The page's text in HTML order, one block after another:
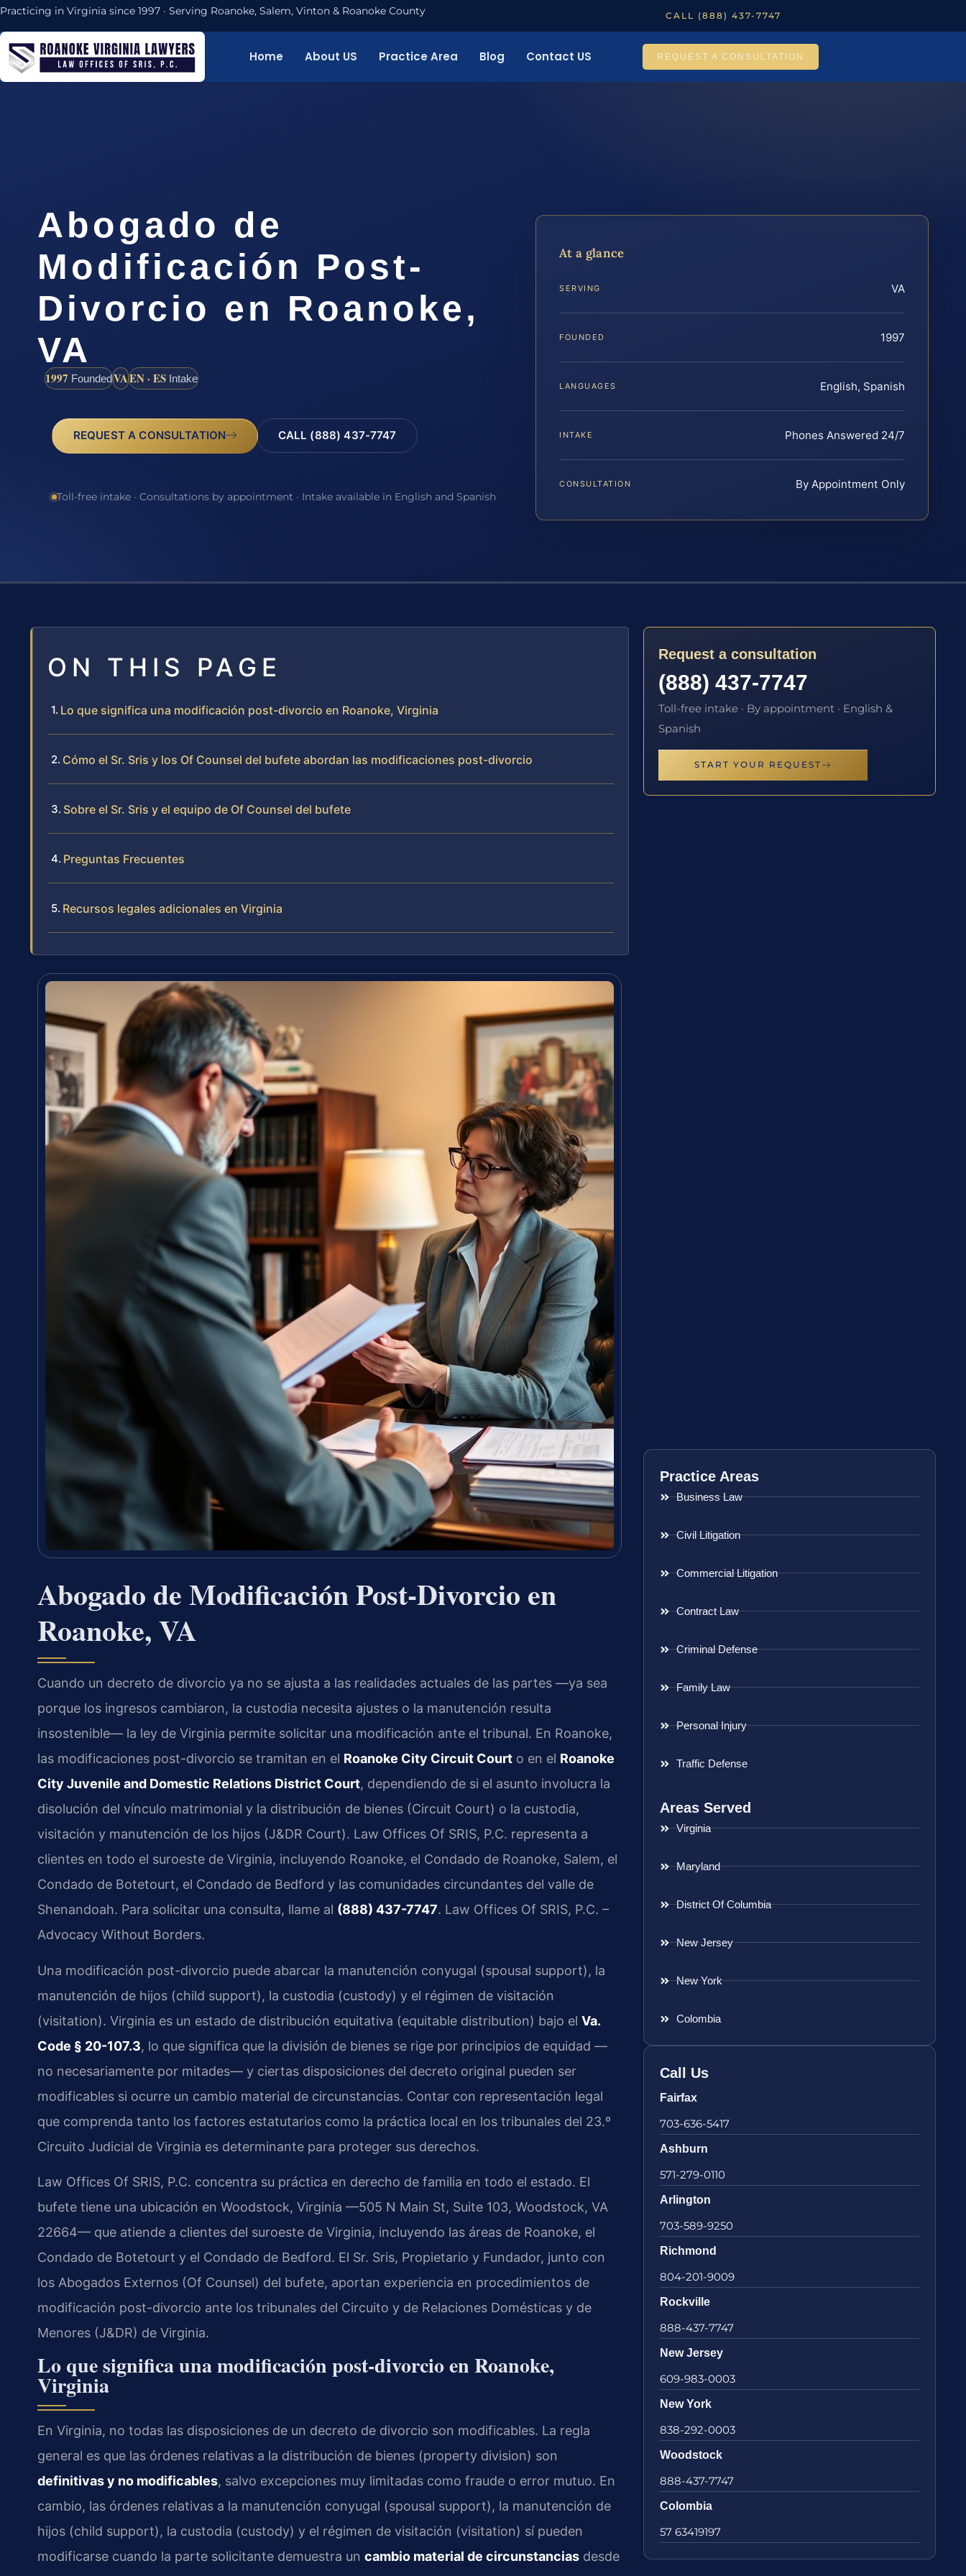
Practicing in Virginia since 1997 · Serving Roanoke, Salem, Vinton & Roanoke County CALL (888) 437-7747
Home About US Practice Area Blog Contact US REQUEST A CONSULTATION
Abogado de
Modificación Post-
Divorcio en Roanoke,
VA
1997 FoundedVAEN · ES Intake
REQUEST A CONSULTATION CALL (888) 437-7747
Toll-free intake · Consultations by appointment · Intake available in English and Spanish
At a glance
SERVING VA
FOUNDED 1997
LANGUAGES English, Spanish
INTAKE Phones Answered 24/7
CONSULTATION By Appointment Only
ON THIS PAGE
Lo que significa una modificación post-divorcio en Roanoke, Virginia
Cómo el Sr. Sris y los Of Counsel del bufete abordan las modificaciones post-divorcio
Sobre el Sr. Sris y el equipo de Of Counsel del bufete
Preguntas Frecuentes
Recursos legales adicionales en Virginia
Abogado de Modificación Post-Divorcio en
Roanoke, VA
Cuando un decreto de divorcio ya no se ajusta a las realidades actuales de las partes —ya sea
porque los ingresos cambiaron, la custodia necesita ajustes o la manutención resulta
insostenible— la ley de Virginia permite solicitar una modificación ante el tribunal. En Roanoke,
las modificaciones post-divorcio se tramitan en el Roanoke City Circuit Court o en el Roanoke
City Juvenile and Domestic Relations District Court, dependiendo de si el asunto involucra la
disolución del vínculo matrimonial y la distribución de bienes (Circuit Court) o la custodia,
visitación y manutención de los hijos (J&DR Court). Law Offices Of SRIS, P.C. representa a
clientes en todo el suroeste de Virginia, incluyendo Roanoke, el Condado de Roanoke, Salem, el
Condado de Botetourt, el Condado de Bedford y las comunidades circundantes del valle de
Shenandoah. Para solicitar una consulta, llame al (888) 437-7747. Law Offices Of SRIS, P.C. –
Advocacy Without Borders.
Una modificación post-divorcio puede abarcar la manutención conyugal (spousal support), la
manutención de hijos (child support), la custodia (custody) y el régimen de visitación
(visitation). Virginia es un estado de distribución equitativa (equitable distribution) bajo el Va.
Code § 20-107.3, lo que significa que la división de bienes se rige por principios de equidad —
no necesariamente por mitades— y ciertas disposiciones del decreto original pueden ser
modificables si ocurre un cambio material de circunstancias. Contar con representación legal
que comprenda tanto los factores estatutarios como la práctica local en los tribunales del 23.º
Circuito Judicial de Virginia es determinante para proteger sus derechos.
Law Offices Of SRIS, P.C. concentra su práctica en derecho de familia en todo el estado. El
bufete tiene una ubicación en Woodstock, Virginia —505 N Main St, Suite 103, Woodstock, VA
22664— que atiende a clientes del suroeste de Virginia, incluyendo las áreas de Roanoke, el
Condado de Botetourt y el Condado de Bedford. El Sr. Sris, Propietario y Fundador, junto con
los Abogados Externos (Of Counsel) del bufete, aportan experiencia en procedimientos de
modificación post-divorcio ante los tribunales del Circuito y de Relaciones Domésticas y de
Menores (J&DR) de Virginia.
Lo que significa una modificación post-divorcio en Roanoke,
Virginia
En Virginia, no todas las disposiciones de un decreto de divorcio son modificables. La regla
general es que las órdenes relativas a la distribución de bienes (property division) son
definitivas y no modificables, salvo excepciones muy limitadas como fraude o error mutuo. En
cambio, las órdenes relativas a la manutención conyugal (spousal support), la manutención de
hijos (child support), la custodia (custody) y el régimen de visitación (visitation) sí pueden
modificarse cuando la parte solicitante demuestra un cambio material de circunstancias desde
Request a consultation
(888) 437-7747
Toll-free intake · By appointment · English &
Spanish
START YOUR REQUEST
Practice Areas
Business Law
Civil Litigation
Commercial Litigation
Contract Law
Criminal Defense
Family Law
Personal Injury
Traffic Defense
Areas Served
Virginia
Maryland
District Of Columbia
New Jersey
New York
Colombia
Call Us
Fairfax
703-636-5417
Ashburn
571-279-0110
Arlington
703-589-9250
Richmond
804-201-9009
Rockville
888-437-7747
New Jersey
609-983-0003
New York
838-292-0003
Woodstock
888-437-7747
Colombia
57 63419197